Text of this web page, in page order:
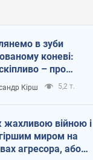
в зуби
коневі:
– про
Україні
Кірш 5,2 т.
жахливою війною і
миром на
агресора, або